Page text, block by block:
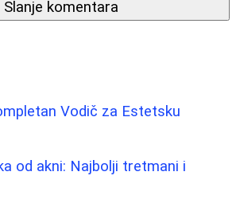
Slanje komentara
Vodič za Estetsku
od akni: Najbolji tretmani i